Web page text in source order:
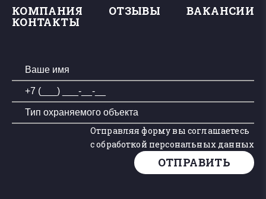
КОМПАНИЯ ОТЗЫВЫ ВАКАНСИИ
КОНТАКТЫ
Отправляя форму вы соглашаетесь
с обработкой персональных данных
ОТПРАВИТЬ